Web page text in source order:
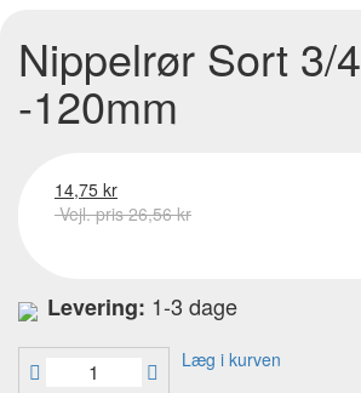
Nippelrør Sort 3/4
-120mm
14,75 kr
Vejl. pris 26,56 kr
Levering: 1-3 dage
Læg i kurven